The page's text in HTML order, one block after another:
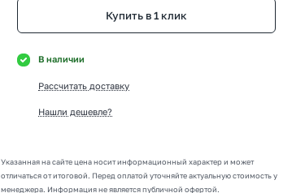
Купить в 1 клик
В наличии
Рассчитать доставку
Нашли дешевле?
Указанная на сайте цена носит информационный характер и может
отличаться от итоговой. Перед оплатой уточняйте актуальную стоимость у
менеджера. Информация не является публичной офертой.